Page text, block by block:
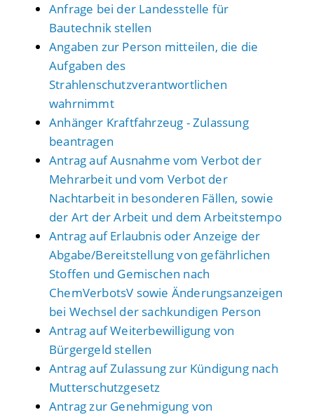
Anfrage bei der Landesstelle für
Bautechnik stellen
Angaben zur Person mitteilen, die die
Aufgaben des
Strahlenschutzverantwortlichen
wahrnimmt
Anhänger Kraftfahrzeug - Zulassung
beantragen
Antrag auf Ausnahme vom Verbot der
Mehrarbeit und vom Verbot der
Nachtarbeit in besonderen Fällen, sowie
der Art der Arbeit und dem Arbeitstempo
Antrag auf Erlaubnis oder Anzeige der
Abgabe/Bereitstellung von gefährlichen
Stoffen und Gemischen nach
ChemVerbotsV sowie Änderungsanzeigen
bei Wechsel der sachkundigen Person
Antrag auf Weiterbewilligung von
Bürgergeld stellen
Antrag auf Zulassung zur Kündigung nach
Mutterschutzgesetz
Antrag zur Genehmigung von